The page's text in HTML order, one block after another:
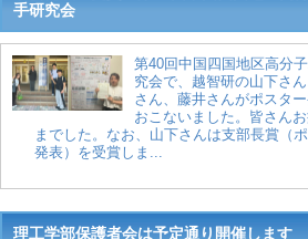
手研究会
第40回中国四国地区高分
究会で、越智研の山下さ
さん、藤井さんがポスタ
おこないました。皆さんお
までした。なお、山下さんは支部長賞（
発表）を受賞しま...
理工学部保護者会は予定通り開催します